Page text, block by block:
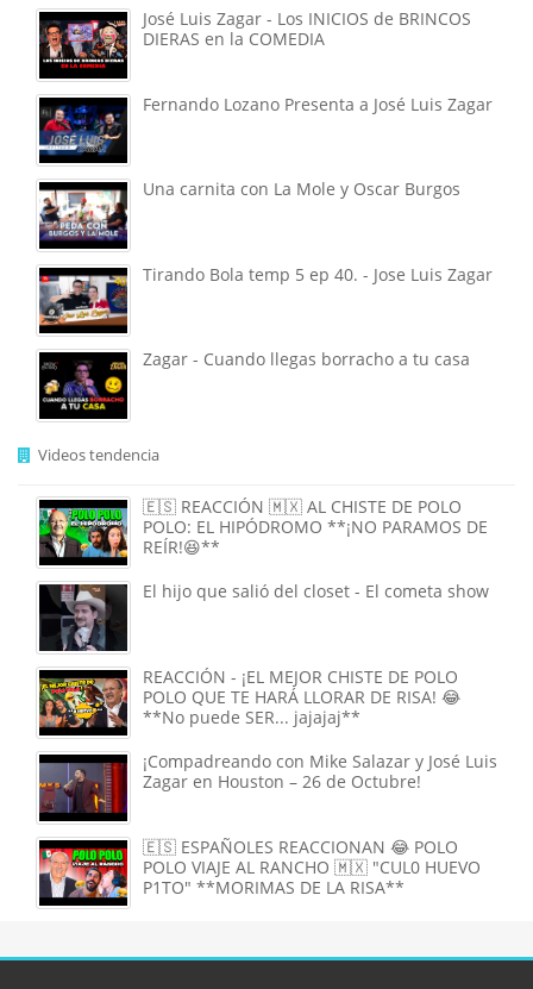
José Luis Zagar - Los INICIOS de BRINCOS
DIERAS en la COMEDIA
Fernando Lozano Presenta a José Luis Zagar
Una carnita con La Mole y Oscar Burgos
Tirando Bola temp 5 ep 40. - Jose Luis Zagar
Zagar - Cuando llegas borracho a tu casa
Videos tendencia
🇪🇸 REACCIÓN 🇲🇽 AL CHISTE DE POLO
POLO: EL HIPÓDROMO **¡NO PARAMOS DE
REÍR!😆**
El hijo que salió del closet - El cometa show
REACCIÓN - ¡EL MEJOR CHISTE DE POLO
POLO QUE TE HARÁ LLORAR DE RISA! 😂
**No puede SER... jajajaj**
¡Compadreando con Mike Salazar y José Luis
Zagar en Houston – 26 de Octubre!
🇪🇸 ESPAÑOLES REACCIONAN 😂 POLO
POLO VIAJE AL RANCHO 🇲🇽 "CUL0 HUEVO
P1TO" **MORIMAS DE LA RISA**